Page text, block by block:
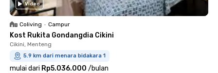
Video
Coliving • Campur
Kost Rukita Gondangdia Cikini
Cikini, Menteng
5.9 km dari menara bidakara 1
mulai dari Rp5.036.000 /bulan